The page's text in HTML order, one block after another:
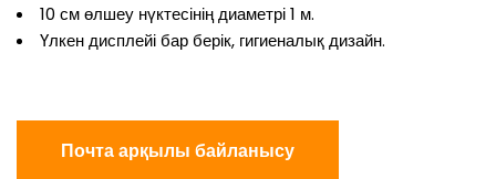
10 см өлшеу нүктесінің диаметрі 1 м.
Үлкен дисплейі бар берік, гигиеналық дизайн.
Почта арқылы байланысу